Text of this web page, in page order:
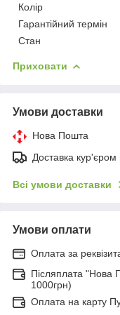
Колір
Гарантійний термін
Стан
Приховати
Умови доставки
Нова Пошта
Доставка кур'єром
Всі умови доставки
Умови оплати
Оплата за
Післяплата "Нова
1000грн)
Оплата на карту